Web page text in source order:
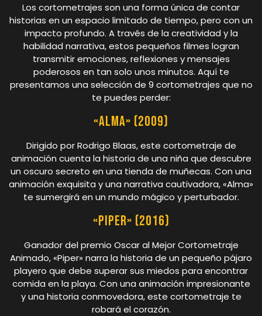
Los cortometrajes son una forma única de contar
historias en un espacio limitado de tiempo, pero con un
impacto profundo. A través de la creatividad y la
habilidad narrativa, estos pequeños filmes logran
transmitir emociones, reflexiones y mensajes
poderosos en tan solo unos minutos. Aquí te
presentamos una selección de 9 cortometrajes que no
te puedes perder:
«Alma» (2009)
Dirigido por Rodrigo Blaas, este cortometraje de
animación cuenta la historia de una niña que descubre
un oscuro secreto en una tienda de muñecas. Con una
animación exquisita y una narrativa cautivadora, «Alma»
te sumergirá en un mundo mágico y perturbador.
«Piper» (2016)
Ganador del premio Oscar al Mejor Cortometraje
Animado, «Piper» narra la historia de un pequeño pájaro
playero que debe superar sus miedos para encontrar
comida en la playa. Con una animación impresionante
y una historia conmovedora, este cortometraje te
robará el corazón.